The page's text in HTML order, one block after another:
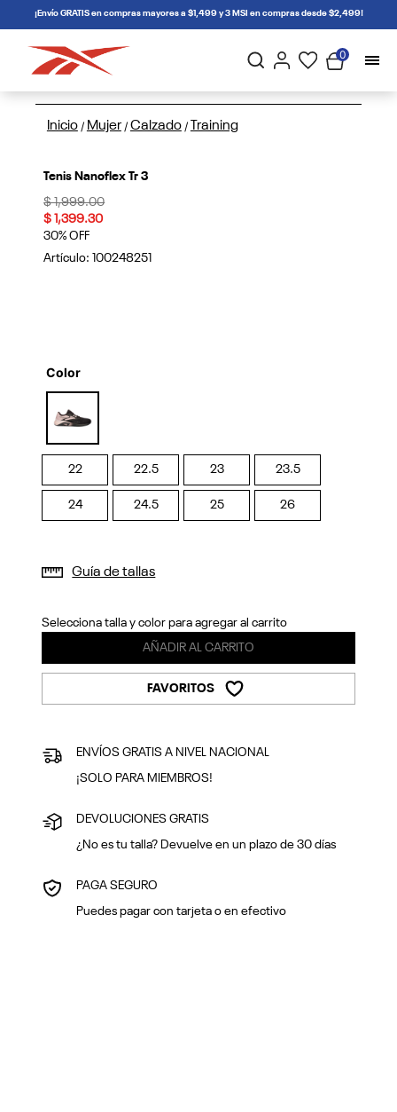
connectif¡Envío GRATIS en compras mayores a $1,499 y 3 MSI en compras desde $2,499!
0
Inicio / Mujer / Calzado / Training
Tenis Nanoflex Tr 3
Price reduced from
$ 1,999.00to
$ 1,399.30
30% OFF
Artículo: 100248251
Color
selected
22 22.5 23 23.5
24 24.5 25 26
Guía de tallas
Selecciona talla y color para agregar al carrito
AÑADIR AL CARRITO
FAVORITOS
ENVÍOS GRATIS A NIVEL NACIONAL
¡SOLO PARA MIEMBROS!
DEVOLUCIONES GRATIS
¿No es tu talla? Devuelve en un plazo de 30 días
PAGA SEGURO
Puedes pagar con tarjeta o en efectivo